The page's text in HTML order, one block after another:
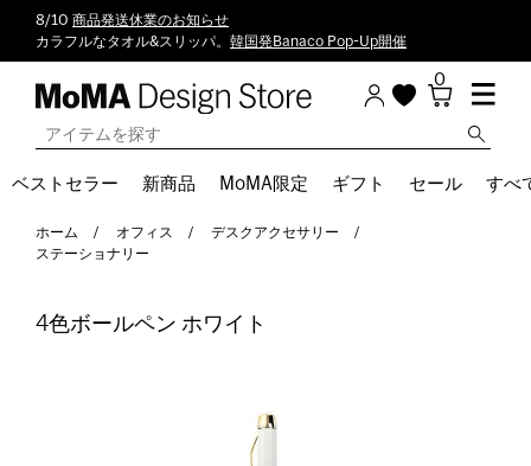
8/10 商品発送休業のお知らせ
カラフルなタオル&スリッパ。 韓国発Banaco Pop-Up開催
0
ベストセラー 新商品 MoMA限定 ギフト セール すべ
ホーム オフィス
デスクアクセサリー
ステーショナリー
4色ボールペン ホワイト